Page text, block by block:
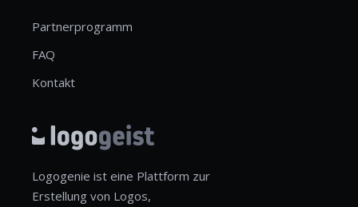
Partnerprogramm
FAQ
Kontakt
Logogenie ist eine Plattform zur
Erstellung von Logos,